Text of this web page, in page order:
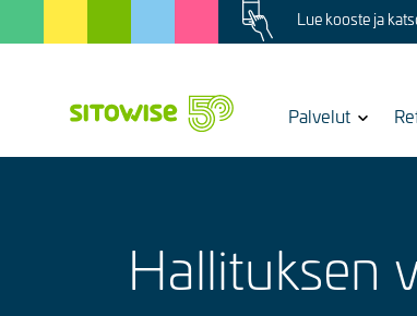
Image Lue kooste ja
Show
for
Palvelut
Hallituksen